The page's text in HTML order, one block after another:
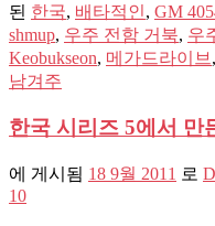
된 한국, 배타적인 , GM
shmup, 우주 전함 거북, 우
Keobukseon, 메가드라이브 ,
남겨주
한국 시리즈 5에서 만
에 게시됨 18 9월 2011 로
10